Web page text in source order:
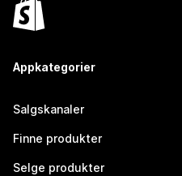
Appkategorier
Salgskanaler
Finne produkter
Selge produkter